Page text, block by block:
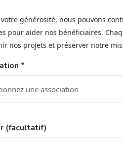
votre générosité, nous pouvons
pour aider nos bénéficiaires.
nos projets et préserver notre
*
(facultatif)